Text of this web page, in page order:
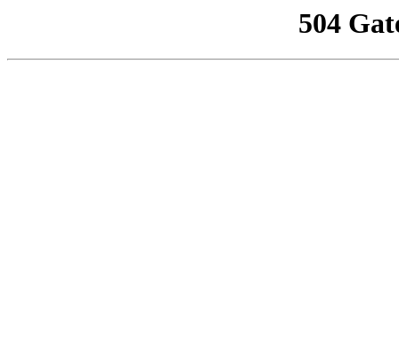
504